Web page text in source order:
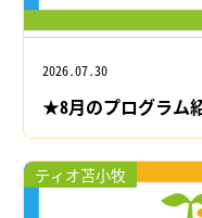
2026.07.30
★8月のプログラム
ティオ苫小牧